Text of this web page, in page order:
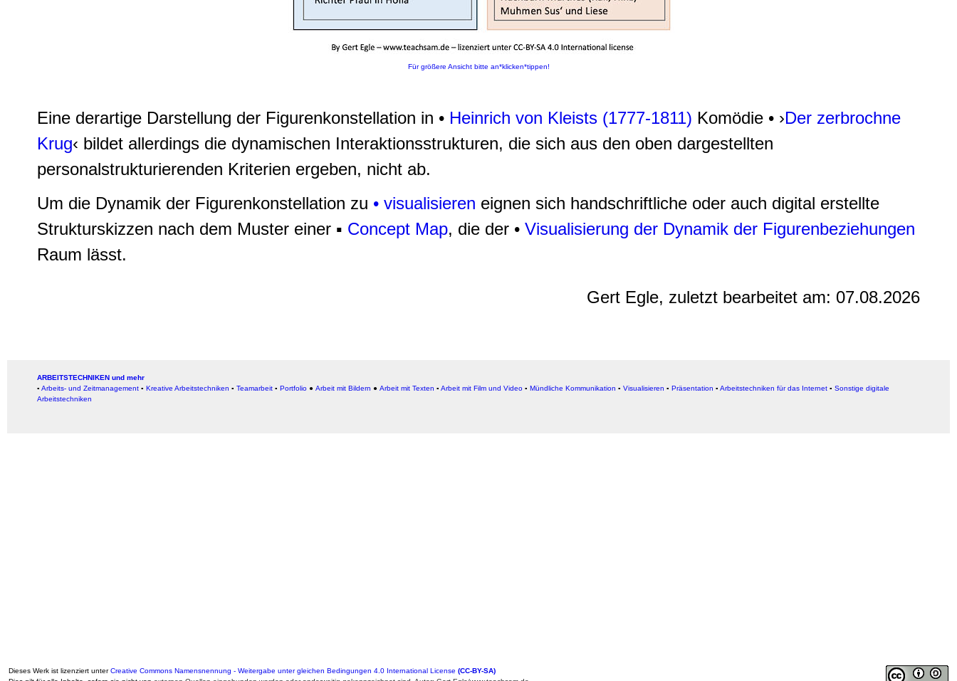
Für größere Ansicht bitte an*klicken*tippen!
Eine derartige Darstellung der Figurenkonstellation in • Heinrich von Kleists (1777-1811) Komödie • ›Der zerbrochne
Krug‹ bildet allerdings die dynamischen Interaktionsstrukturen, die sich aus den oben dargestellten
personalstrukturierenden Kriterien ergeben, nicht ab.
Um die Dynamik der Figurenkonstellation zu • visualisieren eignen sich handschriftliche oder auch digital erstellte
Strukturskizzen nach dem Muster einer ▪ Concept Map, die der • Visualisierung der Dynamik der Figurenbeziehungen
Raum lässt.
Gert Egle, zuletzt bearbeitet am: 07.08.2026
ARBEITSTECHNIKEN und mehr
▪ Arbeits- und Zeitmanagement ▪ Kreative Arbeitstechniken ▪ Teamarbeit ▪ Portfolio ● Arbeit mit Bildern ● Arbeit mit Texten ▪ Arbeit mit Film und Video ▪ Mündliche Kommunikation ▪ Visualisieren ▪ Präsentation ▪ Arbeitstechniken für das Internet ▪ Sonstige digitale
Arbeitstechniken
Dieses Werk ist lizenziert unterCreative Commons Namensnennung - Weitergabe unter gleichen Bedingungen 4.0 International License (CC-BY-SA)